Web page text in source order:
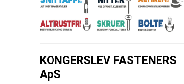
KONGERSLEV FASTENERS
ApS